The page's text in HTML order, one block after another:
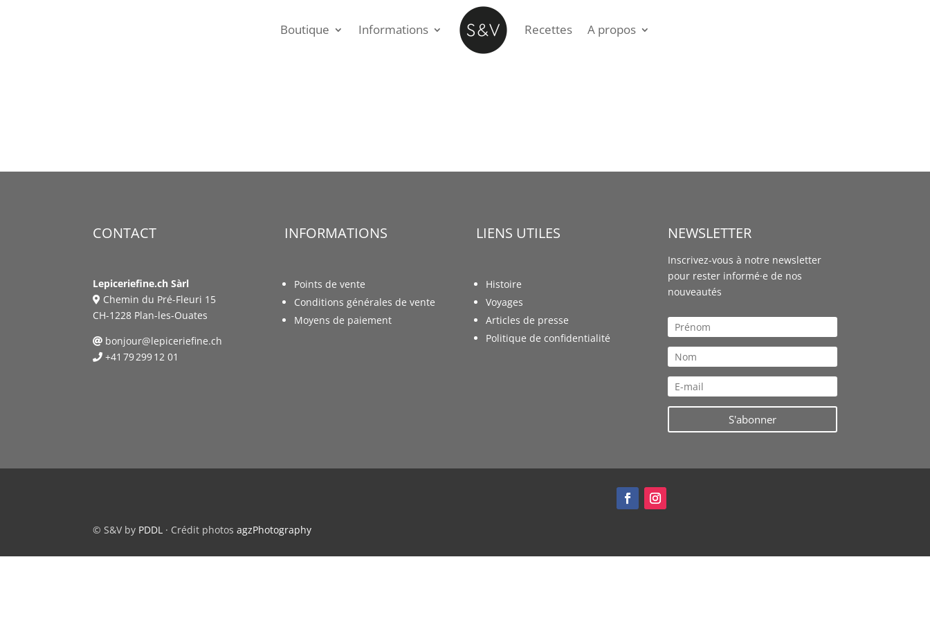
Boutique Informations Recettes A propos
CONTACT
Lepiceriefine.ch Sàrl
Chemin du Pré-Fleuri 15
CH-1228 Plan-les-Ouates
bonjour@lepiceriefine.ch
+41 79 299 12 01
INFORMATIONS
Points de vente
Conditions générales de vente
Moyens de paiement
LIENS UTILES
Histoire
Voyages
Articles de presse
Politique de confidentialité
NEWSLETTER
Inscrivez-vous à notre newsletter
pour rester informé·e de nos
nouveautés
S'abonner
© S&V by PDDL · Crédit photosagzPhotography